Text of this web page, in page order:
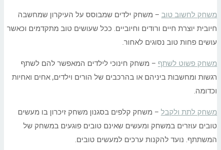
משחק לחשוב טוב – משחק ילדים שמבוסס על העיקרון שמחשבה
חיובית יוצרת חיים ורודים וחיוביים. ככל שעושים טוב מתקדמים וכאשר
עושים פחות טוב נסוגים לאחור.
משחק פשוט לשתף – משחק חינוכי לילדים המאפשר להם לשתף
רגשות ומחשבות ביניהם או בהרכבים של הורים וילדים, אחים ואחיות
וכדומה.
משחק לתת ולקבל – משחק קלפים בסגנון משחק זיכרון בו מעשים
טובים עוזרים במשחק ומעשים שאינם טובים פוגעים במשחק של
המשתתף. נועד להקנות ערכים למעשים טובים.